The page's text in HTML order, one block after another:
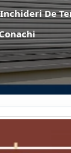
Inchideri De